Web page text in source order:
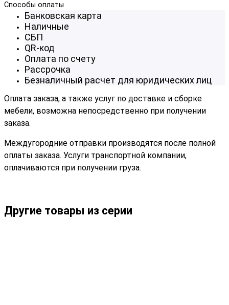
Способы оплаты
Банковская карта
Наличные
СБП
QR-код
Оплата по счету
Рассрочка
Безналичный расчет для юридических лиц
Оплата заказа, а также услуг по доставке и сборке
мебели, возможна непосредственно при получении
заказа.
Междугородние отправки производятся после полной
оплаты заказа. Услуги транспортной компании,
оплачиваются при получении груза.
Другие товары из серии